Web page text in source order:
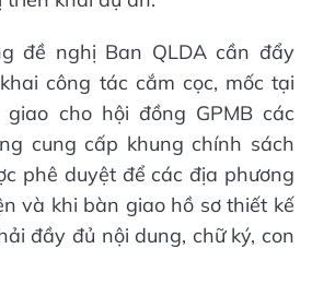
đề nghị Ban QLDA cần đẩy
công tác cắm cọc, mốc tại
cho hội đồng GPMB các
cung cấp khung chính sách
phê duyệt để các địa phương
và khi bàn giao hồ sơ thiết kế
đầy đủ nội dung, chữ ký, con